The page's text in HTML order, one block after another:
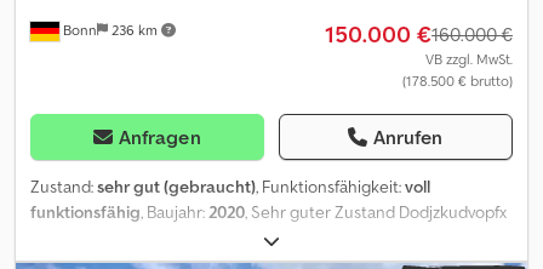
Bonn 236 km 150.000 €160.000 €
VB zzgl. MwSt.
(178.500 € brutto)
Anfragen Anrufen
Zustand:sehr gut (gebraucht), Funktionsfähigkeit:voll
funktionsfähig, Baujahr:2020, Sehr guter Zustand Dodjzkudvopfx